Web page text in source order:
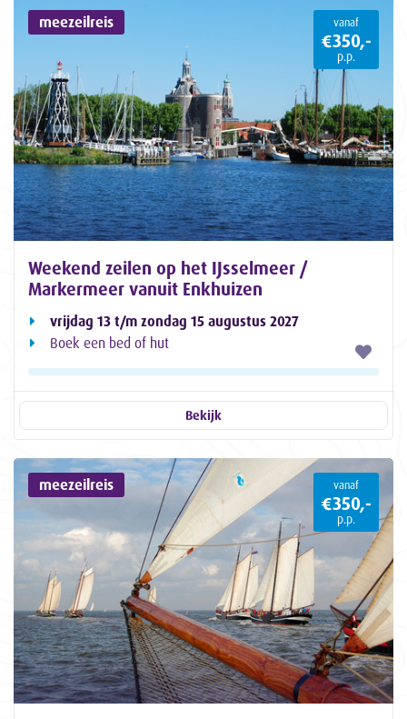
meezeilreis vanaf
€350,-
p.p.
Weekend zeilen op het IJsselmeer /
Markermeer vanuit Enkhuizen
vrijdag 13 t/m zondag 15 augustus 2027
Boek een bed of hut
Bekijk
meezeilreis vanaf
€350,-
p.p.